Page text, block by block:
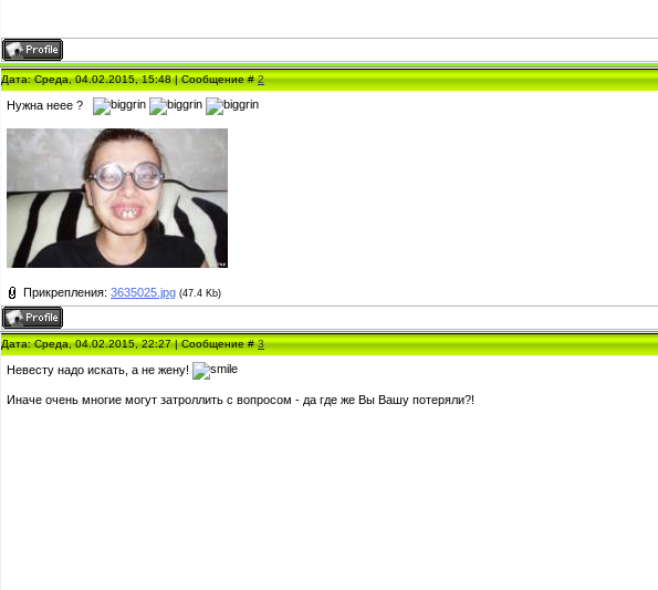
Дата: Среда, 04.02.2015, 15:48 | Сообщение #2
Нужна неее ?
Прикрепления: 3635025.jpg (47.4 Kb)
Дата: Среда, 04.02.2015, 22:27 | Сообщение #3
Невесту надо искать, а не жену!
Иначе очень многие могут затроллить с вопросом - да где же Вы Вашу потеряли?!